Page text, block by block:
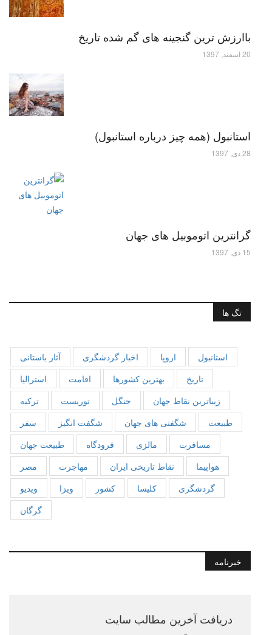
باارزش ترین گنجینه های گم شده تاریخ
20 اسفند, 1397
استانبول (همه چیز درباره استانبول)
28 دی, 1397
گرانترین اتوموبیل های جهان
15 دی, 1397
تگ ها
آثار باستانی اخبار گردشگری اروپا
استانبول
استرالیا
اقامت بهترین کشورها
تاریخ
ترکیه
توریست جنگل
زیباترین نقاط جهان
سفر
شگفت انگیز شگفتی های جهان
طبیعت
طبیعت جهان
فرودگاه مالزی
مسافرت
مصر
مهاجرت نقاط تاریخی ایران
هواپیما
ویدیو
ویزا کشور کلیسا
گردشگری
گرگان
خبرنامه
دریافت آخرین مطالب سایت